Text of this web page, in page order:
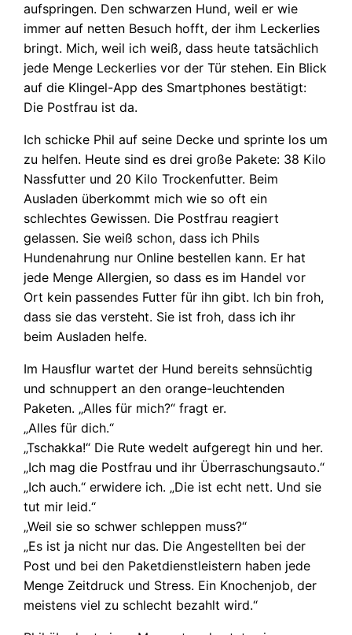
aufspringen. Den schwarzen Hund, weil er wie
immer auf netten Besuch hofft, der ihm Leckerlies
bringt. Mich, weil ich weiß, dass heute tatsächlich
jede Menge Leckerlies vor der Tür stehen. Ein Blick
auf die Klingel-App des Smartphones bestätigt:
Die Postfrau ist da.
Ich schicke Phil auf seine Decke und sprinte los um
zu helfen. Heute sind es drei große Pakete: 38 Kilo
Nassfutter und 20 Kilo Trockenfutter. Beim
Ausladen überkommt mich wie so oft ein
schlechtes Gewissen. Die Postfrau reagiert
gelassen. Sie weiß schon, dass ich Phils
Hundenahrung nur Online bestellen kann. Er hat
jede Menge Allergien, so dass es im Handel vor
Ort kein passendes Futter für ihn gibt. Ich bin froh,
dass sie das versteht. Sie ist froh, dass ich ihr
beim Ausladen helfe.
Im Hausflur wartet der Hund bereits sehnsüchtig
und schnuppert an den orange-leuchtenden
Paketen. „Alles für mich?“ fragt er.
„Alles für dich.“
„Tschakka!“ Die Rute wedelt aufgeregt hin und her.
„Ich mag die Postfrau und ihr Überraschungsauto.“
„Ich auch.“ erwidere ich. „Die ist echt nett. Und sie
tut mir leid.“
„Weil sie so schwer schleppen muss?“
„Es ist ja nicht nur das. Die Angestellten bei der
Post und bei den Paketdienstleistern haben jede
Menge Zeitdruck und Stress. Ein Knochenjob, der
meistens viel zu schlecht bezahlt wird.“